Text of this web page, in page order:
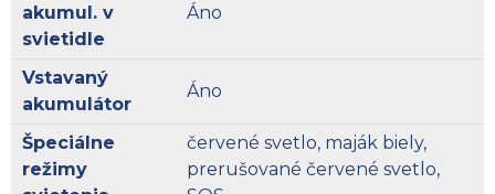
akumul. v
svietidle
Áno
Vstavaný
akumulátor
Áno
Špeciálne
režimy
červené svetlo, maják biely,
prerušované červené svetlo,